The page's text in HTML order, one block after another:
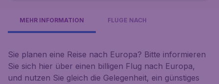
MEHR INFORMATION FLÜGE NACH
Sie planen eine Reise nach Europa? Bitte informieren
Sie sich hier über einen billigen Flug nach Europa,
und nutzen Sie gleich die Gelegenheit, ein günstiges